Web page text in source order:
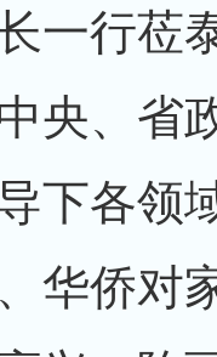
一行莅
央、省
下各领
华侨对